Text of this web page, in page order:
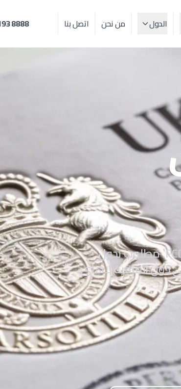
الدول من نحن اتصل بنا 8888
خدمة أبوستيل كاملة: ترجمة، توثيق وتصديق FCDO. مطلوب لدول
دول اتفاقية لاهاي.